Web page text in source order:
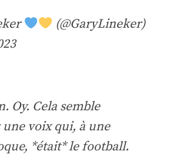
(@GaryLineker)
Oy. Cela semble
voix qui, à une
*était* le football.